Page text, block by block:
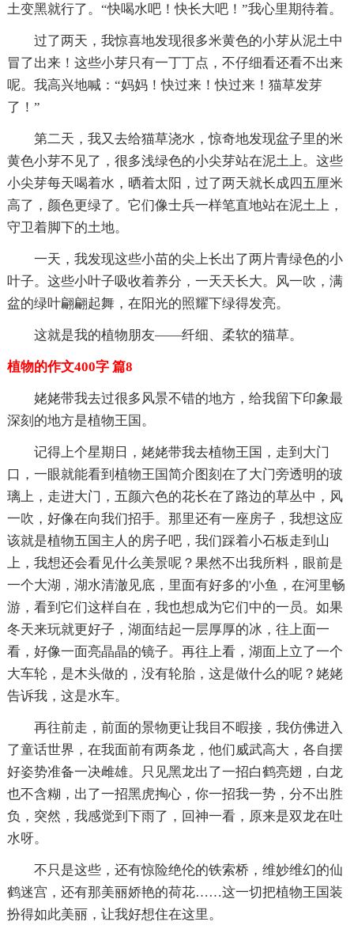
土变黑就行了。“快喝水吧！快长大吧！”我心里期待着。
过了两天，我惊喜地发现很多米黄色的小芽从泥土中
冒了出来！这些小芽只有一丁丁点，不仔细看还看不出来
呢。我高兴地喊：“妈妈！快过来！快过来！猫草发芽
了！”
第二天，我又去给猫草浇水，惊奇地发现盆子里的米
黄色小芽不见了，很多浅绿色的小尖芽站在泥土上。这些
小尖芽每天喝着水，晒着太阳，过了两天就长成四五厘米
高了，颜色更绿了。它们像士兵一样笔直地站在泥土上，
守卫着脚下的土地。
一天，我发现这些小苗的尖上长出了两片青绿色的小
叶子。这些小叶子吸收着养分，一天天长大。风一吹，满
盆的绿叶翩翩起舞，在阳光的照耀下绿得发亮。
这就是我的植物朋友——纤细、柔软的猫草。
植物的作文400字 篇8
姥姥带我去过很多风景不错的地方，给我留下印象最
深刻的地方是植物王国。
记得上个星期日，姥姥带我去植物王国，走到大门
口，一眼就能看到植物王国简介图刻在了大门旁透明的玻
璃上，走进大门，五颜六色的花长在了路边的草丛中，风
一吹，好像在向我们招手。那里还有一座房子，我想这应
该就是植物五国主人的房子吧，我们踩着小石板走到山
上，我想还会看见什么美景呢？果然不出我所料，眼前是
一个大湖，湖水清澈见底，里面有好多的'小鱼，在河里畅
游，看到它们这样自在，我也想成为它们中的一员。如果
冬天来玩就更好子，湖面结起一层厚厚的冰，往上面一
看，好像一面亮晶晶的镜子。再往上看，湖面上立了一个
大车轮，是木头做的，没有轮胎，这是做什么的呢？姥姥
告诉我，这是水车。
再往前走，前面的景物更让我目不暇接，我仿佛进入
了童话世界，在我面前有两条龙，他们威武高大，各自摆
好姿势准备一决雌雄。只见黑龙出了一招白鹤亮翅，白龙
也不含糊，出了一招黑虎掏心，你一招我一势，分不出胜
负，突然，我感觉到下雨了，回神一看，原来是双龙在吐
水呀。
不只是这些，还有惊险绝伦的铁索桥，维妙维幻的仙
鹤迷宫，还有那美丽娇艳的荷花……这一切把植物王国装
扮得如此美丽，让我好想住在这里。